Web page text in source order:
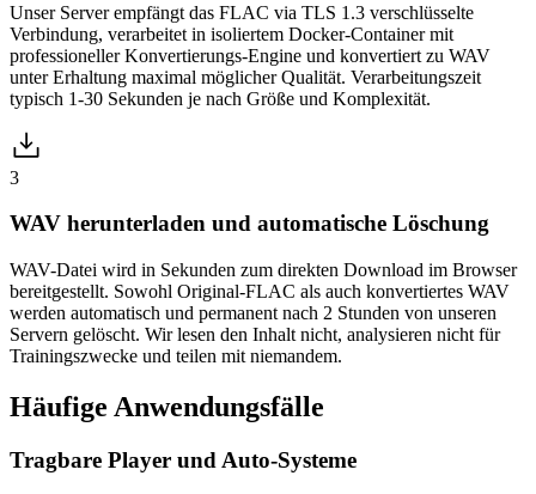
Unser Server empfängt das FLAC via TLS 1.3 verschlüsselte
Verbindung, verarbeitet in isoliertem Docker-Container mit
professioneller Konvertierungs-Engine und konvertiert zu WAV
unter Erhaltung maximal möglicher Qualität. Verarbeitungszeit
typisch 1-30 Sekunden je nach Größe und Komplexität.
3
WAV herunterladen und automatische Löschung
WAV-Datei wird in Sekunden zum direkten Download im Browser
bereitgestellt. Sowohl Original-FLAC als auch konvertiertes WAV
werden automatisch und permanent nach 2 Stunden von unseren
Servern gelöscht. Wir lesen den Inhalt nicht, analysieren nicht für
Trainingszwecke und teilen mit niemandem.
Häufige Anwendungsfälle
Tragbare Player und Auto-Systeme